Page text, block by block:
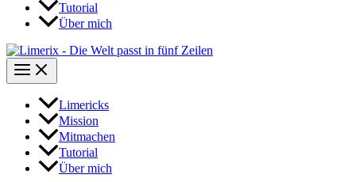
Tutorial
Über mich
Limericks
Mission
Mitmachen
Tutorial
Über mich